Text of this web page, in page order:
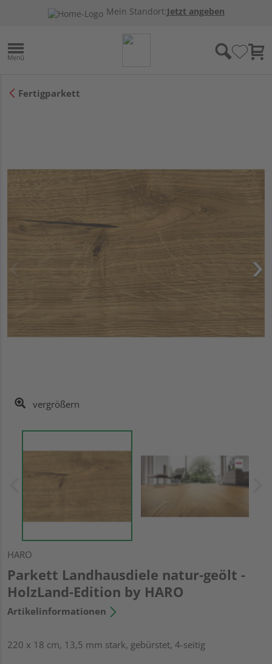
Mein Standort:Jetzt angeben
Fertigparkett
vergrößern
HARO
Parkett Landhausdiele natur-geölt -
HolzLand-Edition by HARO
Artikelinformationen
220 x 18 cm, 13,5 mm stark, gebürstet, 4-seitig